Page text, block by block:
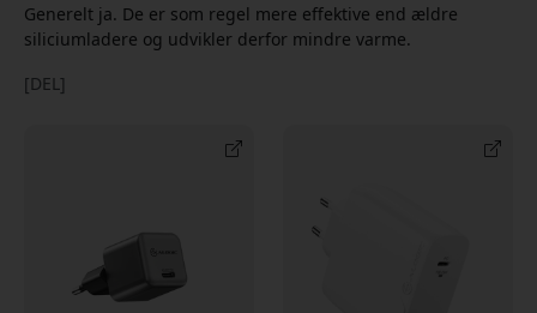
Generelt ja. De er som regel mere effektive end ældre
siliciumladere og udvikler derfor mindre varme.
[DEL]